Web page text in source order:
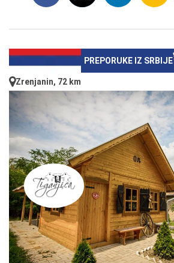
PREPORUKE IZ SRBIJE
Zrenjanin, 72 km